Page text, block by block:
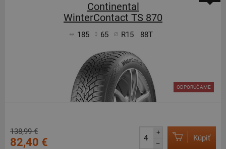
Continental
WinterContact TS 870
185 65 R15 88T
ODPORÚČAME
138,99 €
82,40 €
+
–
Kúpiť